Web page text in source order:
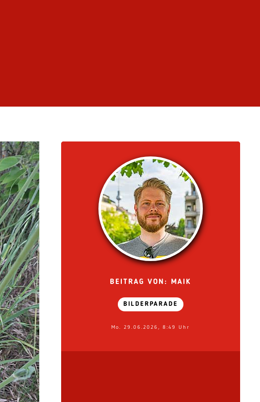
BEITRAG VON: MAIK
BILDERPARADE
Mo. 29.06.2026, 8:49 Uhr